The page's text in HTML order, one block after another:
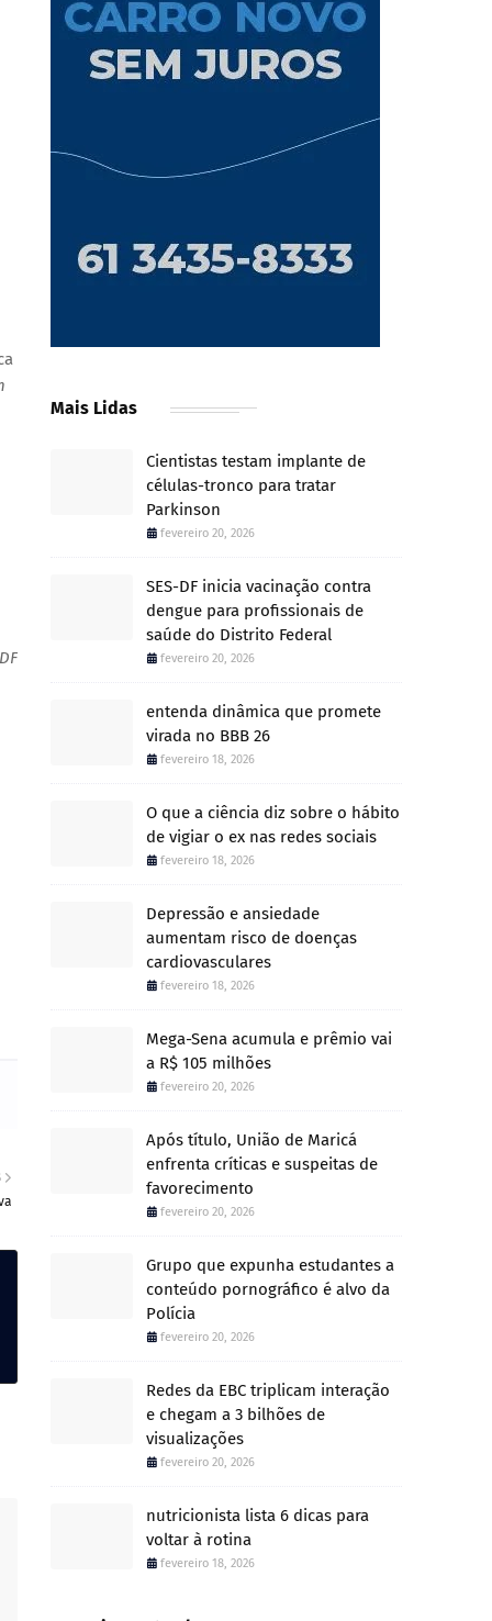
Mais Lidas
Cientistas testam implante de
células-tronco para tratar
Parkinson
fevereiro 20, 2026
SES-DF inicia vacinação contra
dengue para profissionais de
saúde do Distrito Federal
fevereiro 20, 2026
entenda dinâmica que promete
virada no BBB 26
fevereiro 18, 2026
O que a ciência diz sobre o hábito
de vigiar o ex nas redes sociais
fevereiro 18, 2026
Depressão e ansiedade
aumentam risco de doenças
cardiovasculares
fevereiro 18, 2026
Mega-Sena acumula e prêmio vai
a R$ 105 milhões
fevereiro 20, 2026
Após título, União de Maricá
enfrenta críticas e suspeitas de
favorecimento
fevereiro 20, 2026
Grupo que expunha estudantes a
conteúdo pornográfico é alvo da
Polícia
fevereiro 20, 2026
Redes da EBC triplicam interação
e chegam a 3 bilhões de
visualizações
fevereiro 20, 2026
nutricionista lista 6 dicas para
voltar à rotina
fevereiro 18, 2026